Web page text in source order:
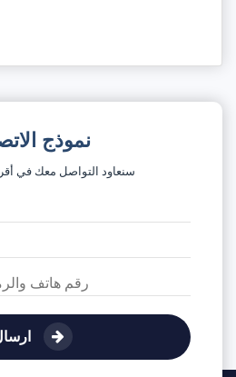
نموذج
سنعاود التواصل معك في